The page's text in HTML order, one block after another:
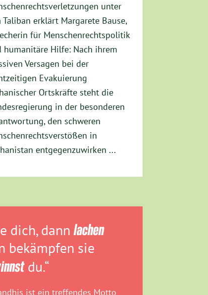
unter
Taliban erklärt Margarete Bause,
für Menschenrechtspolitik
humanitäre Hilfe: Nach ihrem
Versagen bei der
Evakuierung
Ortskräfte steht die
in der besonderen
den schweren
in
entgegenzuwirken ...
dich, dannlachen
bekämpfen sie
du.“
ist ein treffendes Motto